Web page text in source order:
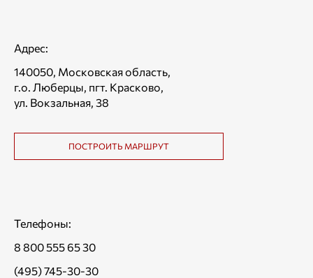
Адрес:
140050, Московская область,
г.о. Люберцы, пгт. Красково,
ул. Вокзальная, 38
ПОСТРОИТЬ МАРШРУТ
Телефоны:
8 800 555 65 30
(495) 745-30-30